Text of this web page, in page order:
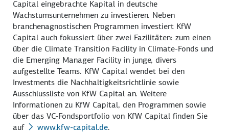
Capital eingebrachte Kapital in deutsche
Wachstumsunternehmen zu investieren. Neben
branchenagnostischen Programmen investiert KfW
Capital auch fokussiert über zwei Fazilitäten: zum einen
über die Climate Transition Facility in Climate-Fonds und
die Emerging Manager Facility in junge, divers
aufgestellte Teams. KfW Capital wendet bei den
Investments die Nachhaltigkeitsrichtlinie sowie
Ausschlussliste von KfW Capital an. Weitere
Informationen zu KfW Capital, den Programmen sowie
über das VC-Fondsportfolio von KfW Capital finden Sie
auf
www.kfw-capital.de.